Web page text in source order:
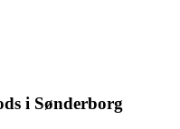
i Sønderborg